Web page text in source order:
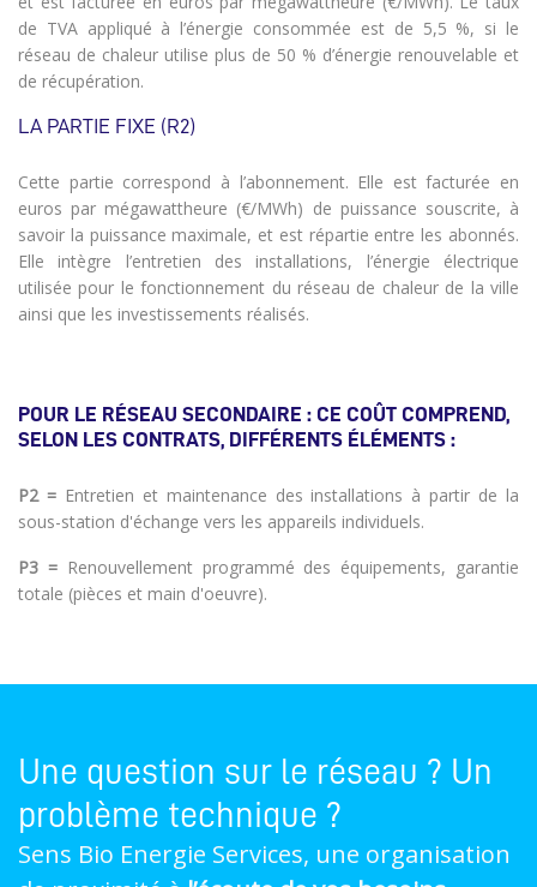
de TVA appliqué à l’énergie consommée est de 5,5 %, si le
réseau de chaleur utilise plus de 50 % d’énergie renouvelable et
de récupération.
LA PARTIE FIXE (R2)
Cette partie correspond à l’abonnement. Elle est facturée en
euros par mégawattheure (€/MWh) de puissance souscrite, à
savoir la puissance maximale, et est répartie entre les abonnés.
Elle intègre l’entretien des installations, l’énergie électrique
utilisée pour le fonctionnement du réseau de chaleur de la ville
ainsi que les investissements réalisés.
POUR LE RÉSEAU SECONDAIRE : CE COÛT COMPREND,
SELON LES CONTRATS, DIFFÉRENTS ÉLÉMENTS :
P2 =Entretien et maintenance des installations à partir de la
sous-station d'échange vers les appareils individuels.
P3 = Renouvellement programmé des équipements, garantie
totale (pièces et main d'oeuvre).
Une question sur le réseau ? Un
problème technique ?
Sens Bio Energie Services, une organisation